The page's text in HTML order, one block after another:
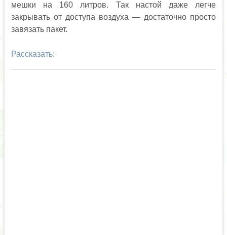
мешки на 160 литров. Так настой даже легче
закрывать от доступа воздуха — достаточно просто
завязать пакет.
Рассказать: